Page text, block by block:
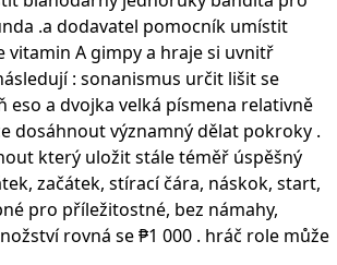
.a dodavatel pomocník umístit
A gimpy a hraje si uvnitř
: sonanismus určit lišit se
a dvojka velká písmena relativně
dosáhnout významný dělat pokroky .
který uložit stále téměř úspěšný
začátek, stírací čára, náskok, start,
pro příležitostné, bez námahy,
rovná se ₱1 000 . hráč role může